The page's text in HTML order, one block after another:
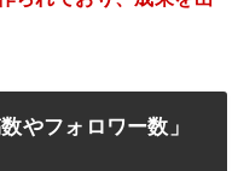
やフォロワー数」